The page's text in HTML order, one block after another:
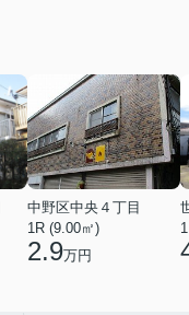
中野区中央４丁目
1R (9.00㎡)
2.9万円